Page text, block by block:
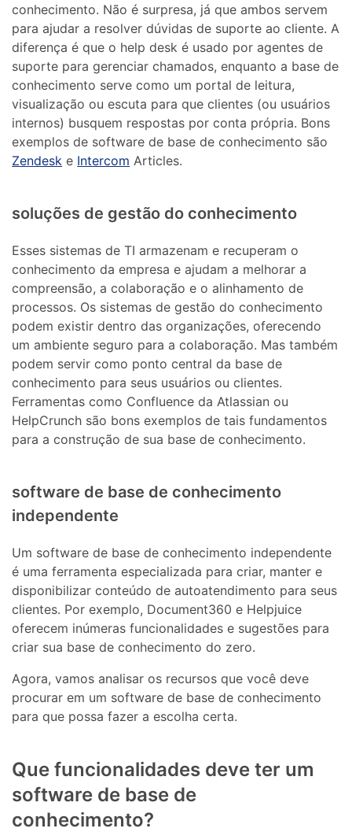
conhecimento. Não é surpresa, já que ambos servem
para ajudar a resolver dúvidas de suporte ao cliente. A
diferença é que o help desk é usado por agentes de
suporte para gerenciar chamados, enquanto a base de
conhecimento serve como um portal de leitura,
visualização ou escuta para que clientes (ou usuários
internos) busquem respostas por conta própria. Bons
exemplos de software de base de conhecimento são
Zendesk e Intercom Articles.
soluções de gestão do conhecimento
Esses sistemas de TI armazenam e recuperam o
conhecimento da empresa e ajudam a melhorar a
compreensão, a colaboração e o alinhamento de
processos. Os sistemas de gestão do conhecimento
podem existir dentro das organizações, oferecendo
um ambiente seguro para a colaboração. Mas também
podem servir como ponto central da base de
conhecimento para seus usuários ou clientes.
Ferramentas como Confluence da Atlassian ou
HelpCrunch são bons exemplos de tais fundamentos
para a construção de sua base de conhecimento.
software de base de conhecimento
independente
Um software de base de conhecimento independente
é uma ferramenta especializada para criar, manter e
disponibilizar conteúdo de autoatendimento para seus
clientes. Por exemplo, Document360 e Helpjuice
oferecem inúmeras funcionalidades e sugestões para
criar sua base de conhecimento do zero.
Agora, vamos analisar os recursos que você deve
procurar em um software de base de conhecimento
para que possa fazer a escolha certa.
Que funcionalidades deve ter um
software de base de
conhecimento?